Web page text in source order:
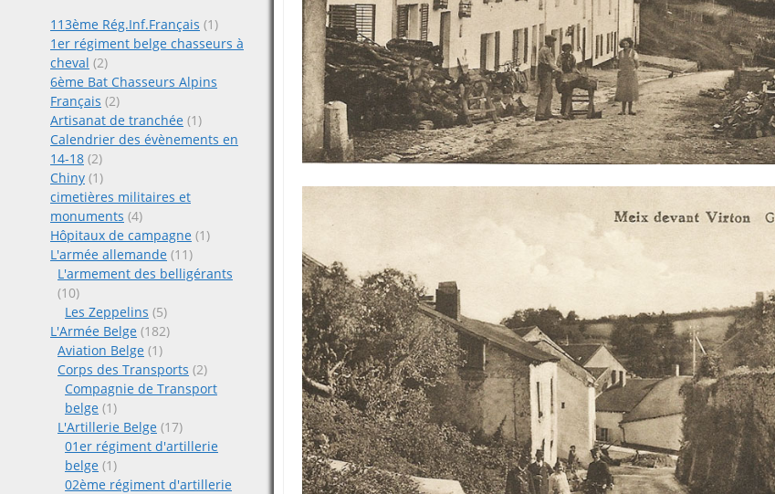
113ème Rég.Inf.Français (1)
1er régiment belge chasseurs à
cheval (2)
6ème Bat Chasseurs Alpins
Français (2)
Artisanat de tranchée (1)
Calendrier des évènements en
14-18 (2)
Chiny (1)
cimetières militaires et
monuments (4)
Hôpitaux de campagne (1)
L'armée allemande (11)
L'armement des belligérants
(10)
Les Zeppelins (5)
L'Armée Belge (182)
Aviation Belge (1)
Corps des Transports (2)
Compagnie de Transport
belge (1)
L'Artillerie Belge (17)
01er régiment d'artillerie
belge (1)
02ème régiment d'artillerie